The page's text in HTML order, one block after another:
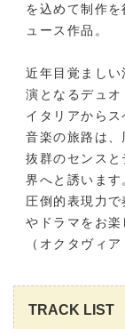
を込めて制作
ュース作品。
近年目覚まし
演となるデュオ
イタリアからス
音楽の旅路は
抜群のセンス
界へと誘います
圧倒的表現力
やドラマをお楽
（オクタヴィ
TRACK LIST